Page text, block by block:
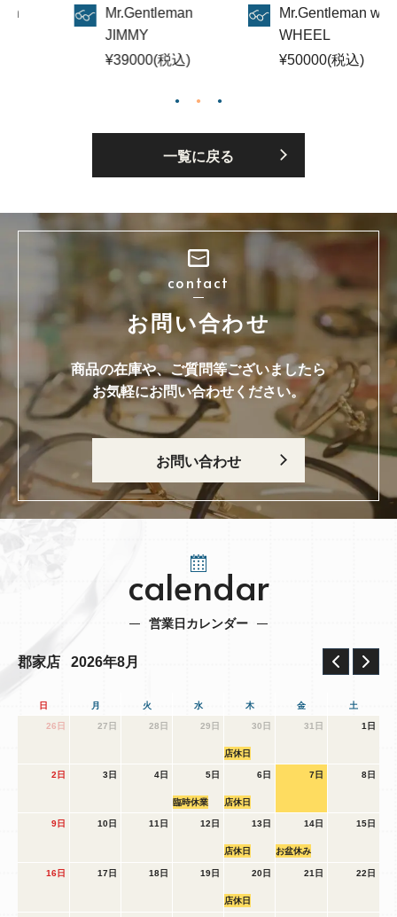
Mr.Gentleman wei
¥50000(税込)
¥39000(
一覧に戻る
contact
お問い合わせ
商品の在庫や、ご質問等ございましたら
お気軽にお問い合わせください。
お問い合わせ
calendar
営業日カレンダー
郡家店 2026年8月
日 月 火 水 木 金 土
26日 27日 28日 29日 30日
店休日
31日 1日
2日 3日 4日 5日
臨時休業
6日
店休日
7日 8日
9日 10日 11日 12日 13日
店休日
14日
お盆休み
15日
16日 17日 18日 19日 20日
店休日
21日 22日